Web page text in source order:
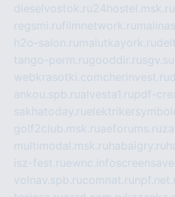
dieselvostok.ru24hostel.msk.ru
regsmi.rufilmnetwork.ru
h2o-salon.ru malutkayork.ru
tango-perm.rugooddir.rusgv.su
webkrasotki.comcherinvest.ru
ankou.spb.rualvesta1.rupdf-
sakhatoday.ru
golf2club.msk.ruaeforums.ru
multimodal.msk.ru habaigry.ru
isz-fest.ruewnc.info
volnav.spb.rucomnat.ru